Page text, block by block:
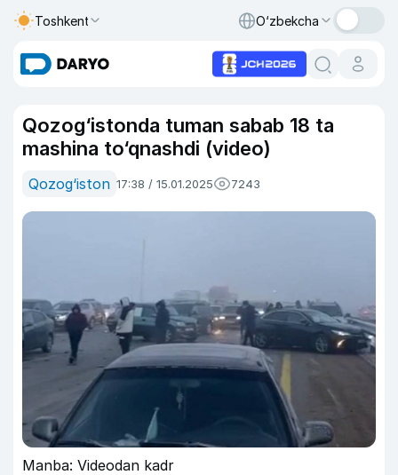
Toshkent O‘zbekcha
Qozog‘istonda tuman sabab 18 ta
mashina to‘qnashdi (video)
Qozog‘iston 17:38 / 15.01.2025 7243
Manba: Videodan kadr